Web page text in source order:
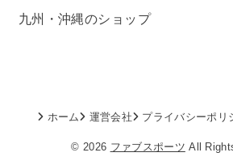
九州・沖縄のショップ
ホーム 運営会社 プライバシーポリ
© 2026 ファブスポーツ All